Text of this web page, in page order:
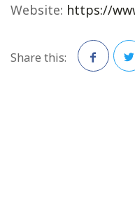
Website: https://
Share this: